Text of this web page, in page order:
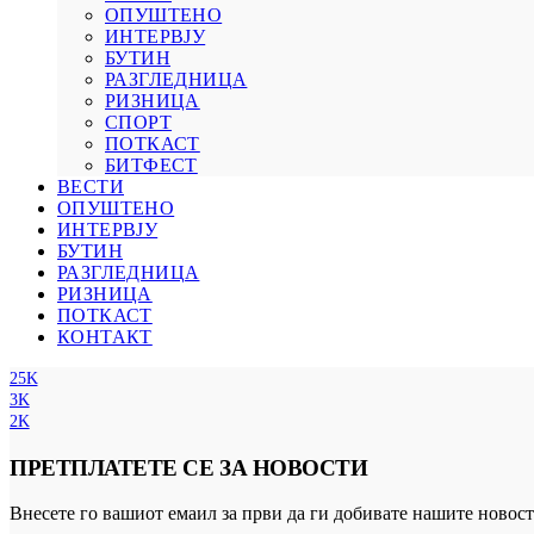
ОПУШТЕНО
ИНТЕРВЈУ
БУТИН
РАЗГЛЕДНИЦА
РИЗНИЦА
СПОРТ
ПОТКАСТ
БИТФЕСТ
ВЕСТИ
ОПУШТЕНО
ИНТЕРВЈУ
БУТИН
РАЗГЛЕДНИЦА
РИЗНИЦА
ПОТКАСТ
КОНТАКТ
25K
3K
2K
ПРЕТПЛАТЕТЕ СЕ ЗА НОВОСТИ
Внесете го вашиот емаил за први да ги добивате нашите